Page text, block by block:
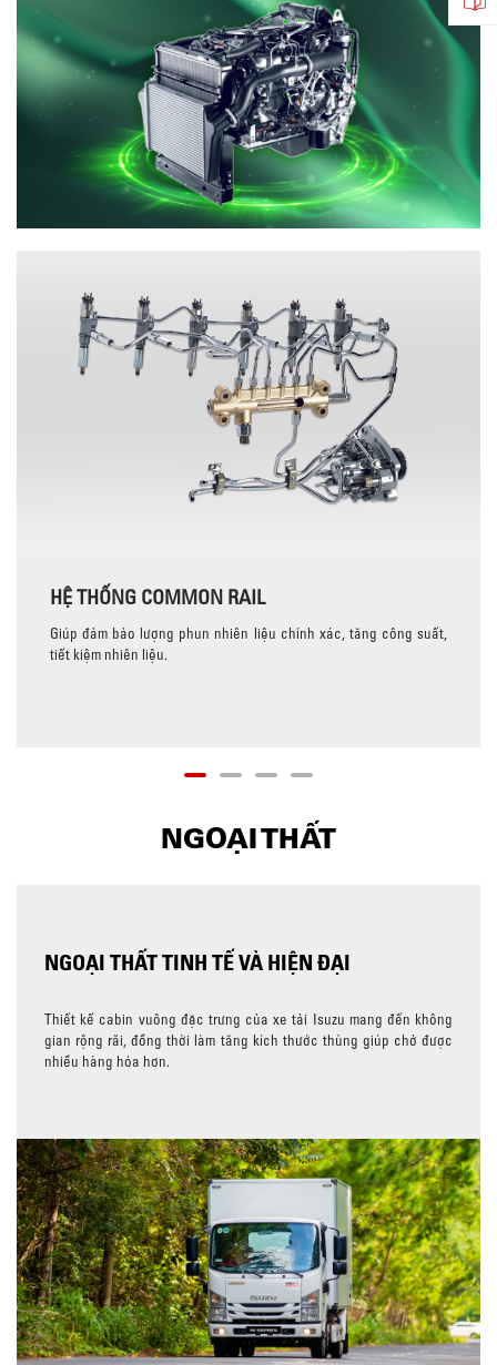
HỆ THỐNG COMMON RAIL
Giúp đảm bảo lượng phun nhiên liệu chính xác, tăng công suất,
tiết kiệm nhiên liệu.
NGOẠI THẤT
NGOẠI THẤT TINH TẾ VÀ HIỆN ĐẠI
Thiết kế cabin vuông đặc trưng của xe tải Isuzu mang đến không
gian rộng rãi, đồng thời làm tăng kích thước thùng giúp chở được
nhiều hàng hóa hơn.